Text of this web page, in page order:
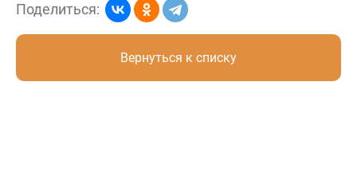
Вернуться к списку
Поделиться: